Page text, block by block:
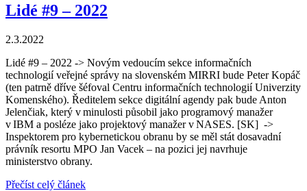
Lidé #9 – 2022
2.3.2022
Lidé #9 – 2022 -> Novým vedoucím sekce informačních
technologií veřejné správy na slovenském MIRRI bude Peter Kopáč
(ten patrně dříve šéfoval Centru informačních technologií Univerzity
Komenského). Ředitelem sekce digitální agendy pak bude Anton
Jelenčiak, který v minulosti působil jako programový manažer
v IBM a posléze jako projektový manažer v NASES. [SK] ->
Inspektorem pro kybernetickou obranu by se měl stát dosavadní
právník resortu MPO Jan Vacek – na pozici jej navrhuje
ministerstvo obrany.
Přečíst celý článek